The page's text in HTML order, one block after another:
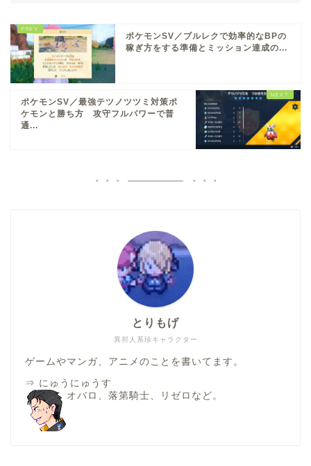
ポケモンSV／ブルレクで効率的なBPの
稼ぎ方をする準備とミッション達成の...
ポケモンSV／最強テツノツツミ対策ポ
ケモンと勝ち方 攻守フルパワーで普
通...
異邦人系珍キャラクター
とりもげ
ゲームやマンガ、アニメのことを書いてます。
⇒ にゅうにゅうす
オバロ、落第騎士、リゼロなど。